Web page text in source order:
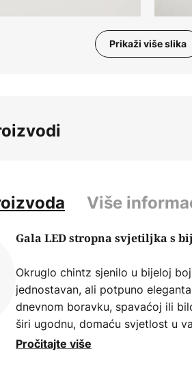
Prikaži više slika
Više
Gala LED stropna svjetiljka s
Okruglo chintz sjenilo u bijeloj
jednostavan, ali potpuno
dnevnom boravku, spavaćoj ili
širi ugodnu, domaću svjetlost u
namjene Gala su apsolutno
Pročitajte više